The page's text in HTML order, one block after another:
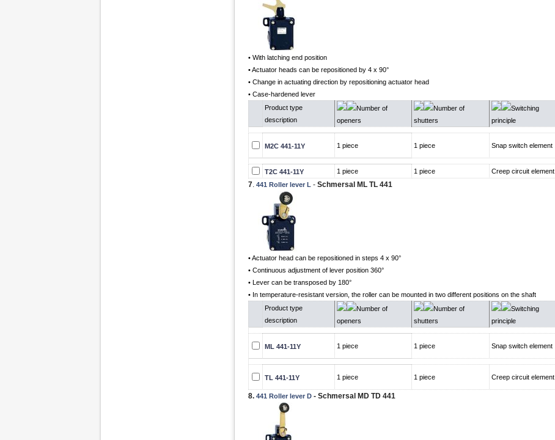
• With latching end position
• Actuator heads can be repositioned by 4 x 90°
• Change in actuating direction by repositioning actuator head
• Case-hardened lever
Product type
description
Number of
openers
Number of
shutters
Switching
principle
M2C 441-11Y 1 piece 1 piece Snap switch element
T2C 441-11Y 1 piece 1 piece Creep circuit element
7. 441 Roller lever L - Schmersal ML TL 441
• Actuator head can be repositioned in steps 4 x 90°
• Continuous adjustment of lever position 360°
• Lever can be transposed by 180°
• In temperature-resistant version, the roller can be mounted in two different positions on the shaft
Product type
description
Number of
openers
Number of
shutters
Switching
principle
ML 441-11Y 1 piece 1 piece Snap switch element
TL 441-11Y 1 piece 1 piece Creep circuit element
8. 441 Roller lever D - Schmersal MD TD 441